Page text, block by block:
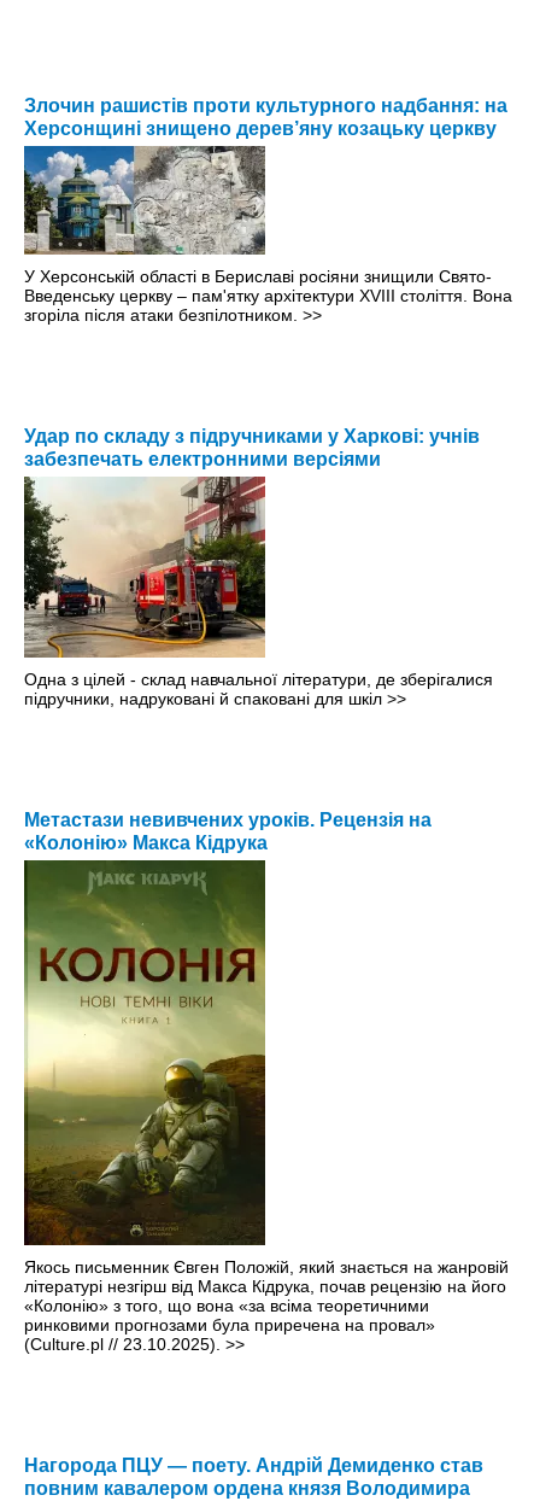
Злочин рашистів проти культурного надбання: на
Херсонщині знищено дерев’яну козацьку церкву
У Херсонській області в Бериславі росіяни знищили Свято-
Введенську церкву – пам'ятку архітектури XVIII століття. Вона
згоріла після атаки безпілотником. >>
Удар по складу з підручниками у Харкові: учнів
забезпечать електронними версіями
Одна з цілей - склад навчальної літератури, де зберігалися
підручники, надруковані й спаковані для шкіл >>
Метастази невивчених уроків. Рецензія на
«Колонію» Макса Кідрука
Якось письменник Євген Положій, який знається на жанровій
літературі незгірш від Макса Кідрука, почав рецензію на його
«Колонію» з того, що вона «за всіма теоретичними
ринковими прогнозами була приречена на провал»
(Culture.pl // 23.10.2025). >>
Нагорода ПЦУ — поету. Андрій Демиденко став
повним кавалером ордена князя Володимира